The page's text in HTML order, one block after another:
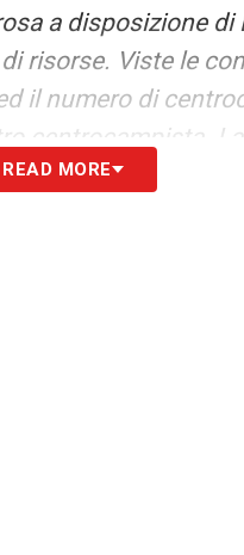
a disposizione
risorse. Viste le
il numero di
centrocampista. La
situazioni di
READ MORE